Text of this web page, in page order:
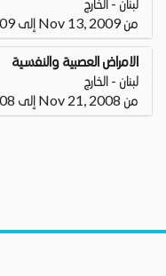
من Nov 13, 2009 إلى Nov 15, 2009
الامراض العصبية والنفسية
لبنان - الخارج
من Nov 21, 2008 إلى Nov 23, 2008